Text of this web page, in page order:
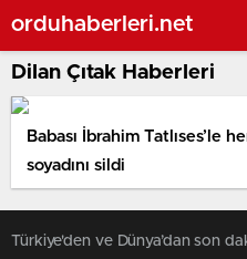
orduhaberleri.net
Dilan Çıtak Haberleri
Babası İbrahim Tatlıses’le
soyadını sildi
Türkiye'den ve Dünya’dan son